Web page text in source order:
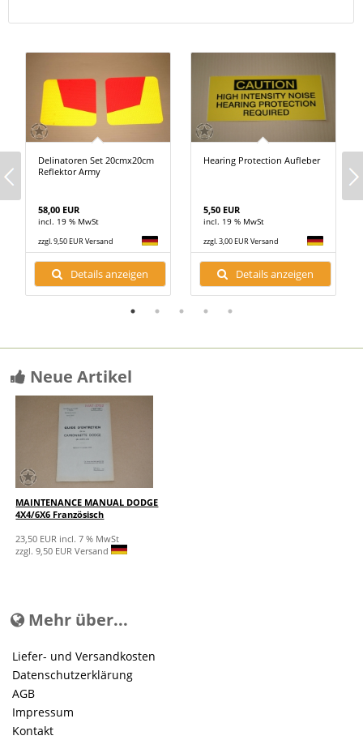
Delinatoren Set 20cmx20cm
Reflektor Army
58,00 EUR
incl. 19 % MwSt
zzgl. 9,50 EUR Versand
Details anzeigen
Hearing Protection Aufleber
5,50 EUR
incl. 19 % MwSt
zzgl. 3,00 EUR Versand
Details anzeigen
Neue Artikel
MAINTENANCE MANUAL DODGE
4X4/6X6 Französisch
23,50 EUR incl. 7 % MwSt
zzgl. 9,50 EUR Versand
Mehr über...
Liefer- und Versandkosten
Datenschutzerklärung
AGB
Impressum
Kontakt